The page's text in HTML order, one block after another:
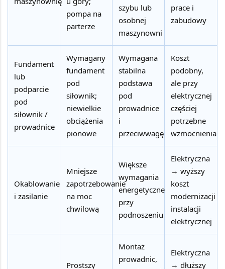
pompa na
parterze
szybu lub
osobnej
maszynowni
prace i
zabudowy
Fundament
lub
podparcie
pod
siłownik /
prowadnice
Wymagany
fundament
pod
siłownik;
niewielkie
obciążenia
pionowe
Wymagana
stabilna
podstawa
pod
prowadnice
i
przeciwwagę
Koszt
podobny,
ale przy
elektrycznej
częściej
potrzebne
wzmocnienia
Okablowanie
i zasilanie
Mniejsze
zapotrzebowanie
na moc
chwilową
Większe
wymagania
energetyczne
przy
podnoszeniu
Elektryczna
→ wyższy
koszt
modernizacji
instalacji
elektrycznej
Prostszy
Montaż
prowadnic,
Elektryczna
→ dłuższy